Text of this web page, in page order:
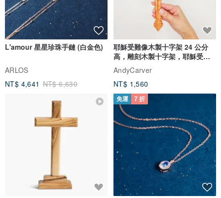
L'amour 星星珍珠手鏈 (白金色)
ARLOS
NT$ 4,641 NT$ 6,630
耶穌受難像木製十字架 24 公分
高，雕刻木製十字架，耶穌受難
像天主教十字架
AndyCarver
NT$ 1,560
免運 7 折